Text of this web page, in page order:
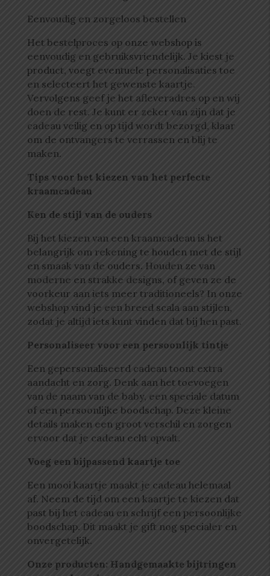
Eenvoudig en zorgeloos bestellen
Het bestelproces op onze webshop is
eenvoudig en gebruiksvriendelijk. Je kiest je
product, voegt eventuele personalisaties toe
en selecteert het gewenste kaartje.
Vervolgens geef je het afleveradres op en wij
doen de rest. Je kunt er zeker van zijn dat je
cadeau veilig en op tijd wordt bezorgd, klaar
om de ontvangers te verrassen en blij te
maken.
Tips voor het kiezen van het perfecte
kraamcadeau
Ken de stijl van de ouders
Bij het kiezen van een kraamcadeau is het
belangrijk om rekening te houden met de stijl
en smaak van de ouders. Houden ze van
moderne en strakke designs, of geven ze de
voorkeur aan iets meer traditioneels? In onze
webshop vind je een breed scala aan stijlen,
zodat je altijd iets kunt vinden dat bij hen past.
Personaliseer voor een persoonlijk tintje
Een gepersonaliseerd cadeau toont extra
aandacht en zorg. Denk aan het toevoegen
van de naam van de baby, een speciale datum
of een persoonlijke boodschap. Deze kleine
details maken een groot verschil en zorgen
ervoor dat je cadeau echt opvalt.
Voeg een bijpassend kaartje toe
Een mooi kaartje maakt je cadeau helemaal
af. Neem de tijd om een kaartje te kiezen dat
past bij het cadeau en schrijf een persoonlijke
boodschap. Dit maakt je gift nog specialer en
onvergetelijk.
Onze producten: Handgemaakte bijtringen